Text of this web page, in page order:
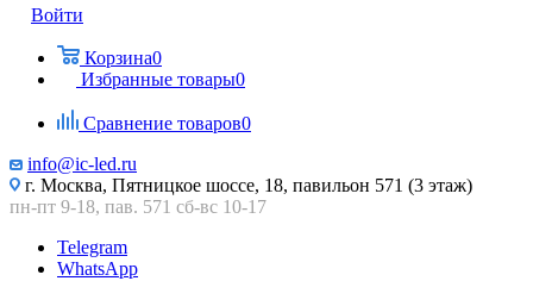
Войти
Корзина0
Избранные товары0
Сравнение товаров0
info@ic-led.ru
г. Москва, Пятницкое шоссе, 18, павильон 571 (3 этаж)
пн-пт 9-18, пав. 571 сб-вс 10-17
Telegram
WhatsApp